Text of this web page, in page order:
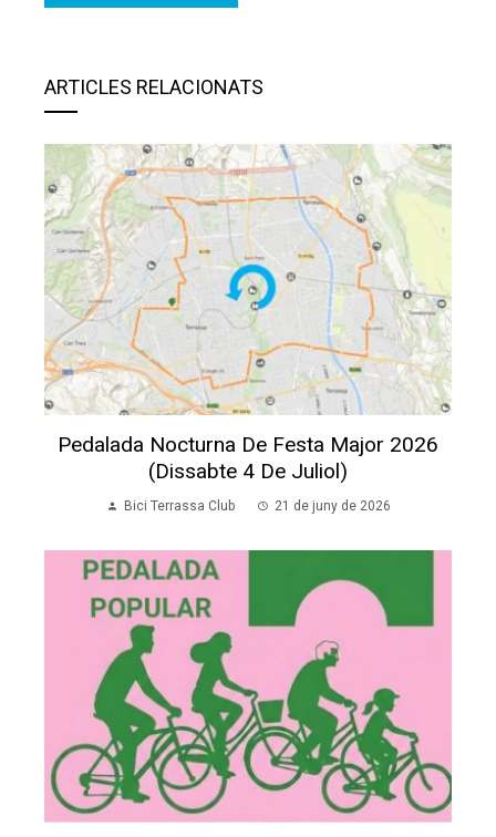
ARTICLES RELACIONATS
Pedalada Nocturna De Festa Major 2026
(dissabte 4 De Juliol)
Bici Terrassa Club 21 de juny de 2026